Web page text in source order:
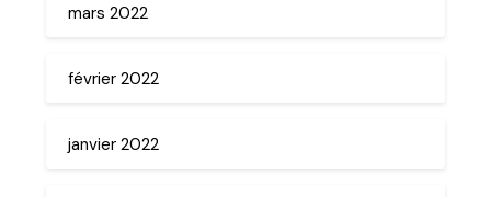
mars 2022
février 2022
janvier 2022